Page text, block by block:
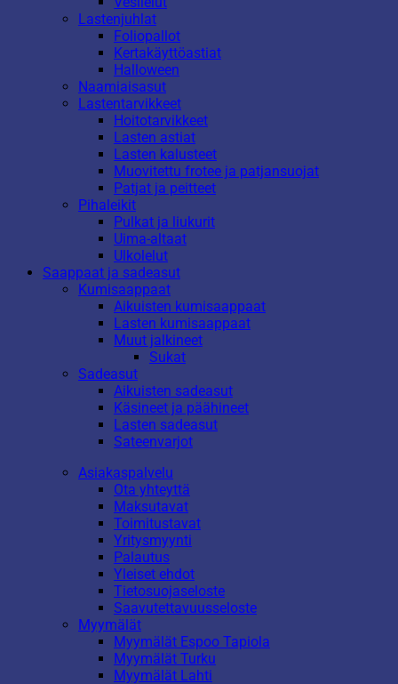
Lastenjuhlat
Foliopallot
Kertakäyttöastiat
Halloween
Naamiaisasut
Lastentarvikkeet
Hoitotarvikkeet
Lasten astiat
Lasten kalusteet
Muovitettu frotee ja patjansuojat
Patjat ja peitteet
Pihaleikit
Pulkat ja liukurit
Uima-altaat
Ulkolelut
Saappaat ja sadeasut
Kumisaappaat
Aikuisten kumisaappaat
Lasten kumisaappaat
Muut jalkineet
Sukat
Sadeasut
Aikuisten sadeasut
Käsineet ja päähineet
Lasten sadeasut
Sateenvarjot
Asiakaspalvelu
Ota yhteyttä
Maksutavat
Toimitustavat
Yritysmyynti
Palautus
Yleiset ehdot
Tietosuojaseloste
Saavutettavuusseloste
Myymälät
Myymälät Espoo Tapiola
Myymälät Turku
Myymälät Lahti